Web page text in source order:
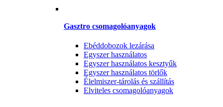
Gasztro csomagolóanyagok
Ebéddobozok lezárása
Egyszer használatos
Egyszer használatos kesztyűk
Egyszer használatos törlők
Élelmiszer-tárolás és szállítás
Elviteles csomagolóanyagok